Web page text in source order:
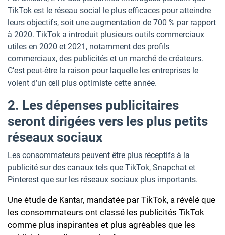
TikTok est le réseau social le plus efficaces pour atteindre
leurs objectifs, soit une augmentation de 700 % par rapport
à 2020. TikTok a introduit plusieurs outils commerciaux
utiles en 2020 et 2021, notamment des profils
commerciaux, des publicités et un marché de créateurs.
C’est peut-être la raison pour laquelle les entreprises le
voient d’un œil plus optimiste cette année.
2. Les dépenses publicitaires
seront dirigées vers les plus petits
réseaux sociaux
Les consommateurs peuvent être plus réceptifs à la
publicité sur des canaux tels que TikTok, Snapchat et
Pinterest que sur les réseaux sociaux plus importants.
Une étude de Kantar, mandatée par TikTok, a révélé que
les consommateurs ont classé les publicités TikTok
comme plus inspirantes et plus agréables que les